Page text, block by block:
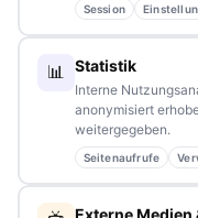
Partnerschaften:
Redaktion:
NAVIGATION
Session
📊 Statistik
Interne
anonymisiert
weitergegeben.
Seitenaufrufe
Externe Medien